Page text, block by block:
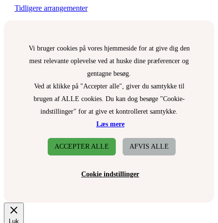
Tidligere arrangementer
Vi bruger cookies på vores hjemmeside for at give dig den
mest relevante oplevelse ved at huske dine præferencer og
gentagne besøg.
Ved at klikke på "Accepter alle", giver du samtykke til
brugen af ALLE cookies. Du kan dog besøge "Cookie-
indstillinger" for at give et kontrolleret samtykke.
Læs mere
ACCEPTER ALLE AFVIS ALLE
Cookie indstillinger
Luk